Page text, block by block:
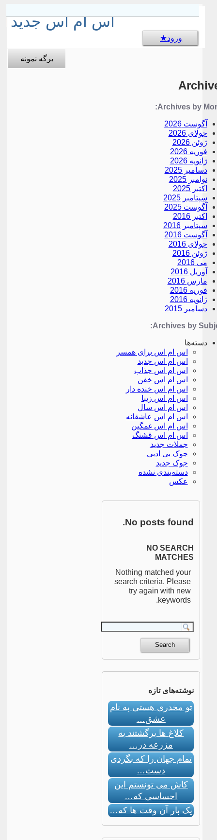
اس ام اس جدید
ورود
برگه نمونه
Archives by
آگوست 2026
جولای 2026
ژوئن 2026
فوریه 2026
ژانویه 2026
دسامبر 2025
نوامبر 2025
اکتبر 2025
سپتامبر 2025
آگوست 2025
اکتبر 2016
سپتامبر 2016
آگوست 2016
جولای 2016
ژوئن 2016
می 2016
آوریل 2016
مارس 2016
فوریه 2016
ژانویه 2016
دسامبر 2015
Archives by
دسته‌ها
اس ام اس برای همسر
اس ام اس جدید
اس ام اس جذاب
اس ام اس خفن
اس ام اس خنده دار
اس ام اس زیبا
اس ام اس سال
اس ام اس عاشقانه
اس ام اس غمگین
اس ام اس قشنگ
جملات جدید
جوک بی ادبی
جوک جدید
دسته‌بندی نشده
عکس
No posts found.
NO SEARCH
MATCHES
Nothing matched your
search criteria. Please
try again with new
keywords.
نوشته‌های تازه
تو مخدری هستی به نام
عشق…
کلاغ ها برگشتند به
مزرعه در…
تمام جهان را که بگردی
دست…
کاش می تونستم این
احساسی که…
یک بار آن وقت ها که…